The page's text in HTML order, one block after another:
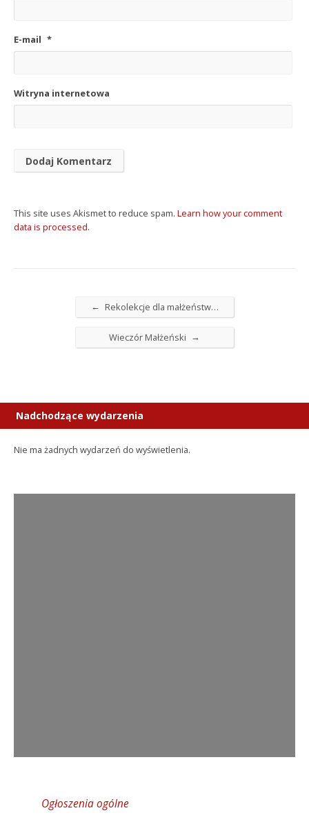
E-mail *
Witryna internetowa
This site uses Akismet to reduce spam. Learn how your comment
data is processed.
← Rekolekcje dla małżeństw…
Wieczór Małżeński →
Nadchodzące wydarzenia
Nie ma żadnych wydarzeń do wyświetlenia.
Ogłoszenia ogólne